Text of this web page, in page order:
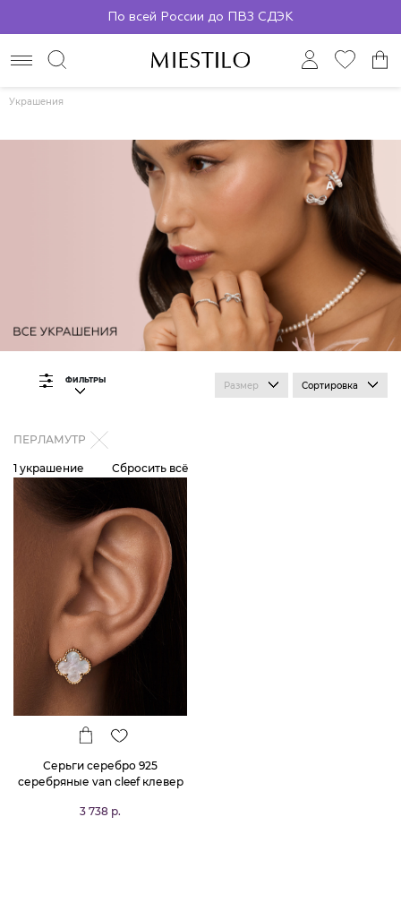
По всей России до ПВЗ СДЭК
Украшения
ФИЛЬТРЫ Размер Сортировка
ПЕРЛАМУТР
1 украшение Сбросить всё
Серьги серебро 925
серебряные van cleef клевер
3 738 р.